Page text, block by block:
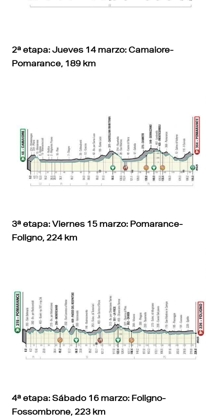
2ª etapa: Jueves 14 marzo: Camaiore-
Pomarance, 189 km
3ª etapa: Viernes 15 marzo: Pomarance-
Foligno, 224 km
4ª etapa: Sábado 16 marzo: Foligno-
Fossombrone, 223 km